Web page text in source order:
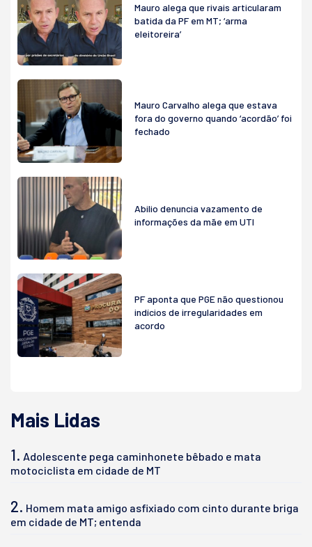
Mauro alega que rivais articularam
batida da PF em MT; ‘arma
eleitoreira’
Mauro Carvalho alega que estava
fora do governo quando ‘acordão’ foi
fechado
Abilio denuncia vazamento de
informações da mãe em UTI
PF aponta que PGE não questionou
indícios de irregularidades em
acordo
Mais Lidas
1. Adolescente pega caminhonete bêbado e mata
motociclista em cidade de MT
2. Homem mata amigo asfixiado com cinto durante briga
em cidade de MT; entenda